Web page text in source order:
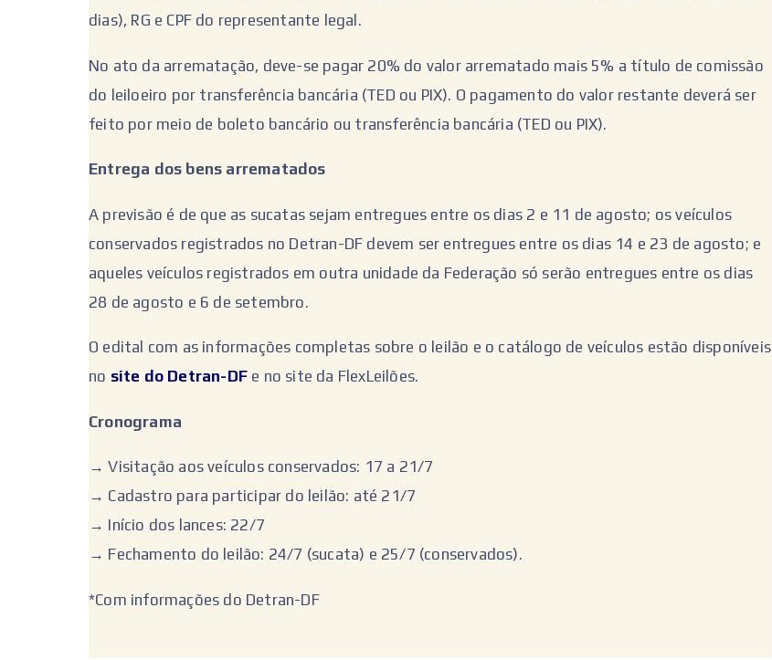
dias), RG e CPF do representante legal.
No ato da arrematação, deve-se pagar 20% do valor arrematado mais 5% a título de comissão
do leiloeiro por transferência bancária (TED ou PIX). O pagamento do valor restante deverá ser
feito por meio de boleto bancário ou transferência bancária (TED ou PIX).
Entrega dos bens arrematados
A previsão é de que as sucatas sejam entregues entre os dias 2 e 11 de agosto; os veículos
conservados registrados no Detran-DF devem ser entregues entre os dias 14 e 23 de agosto; e
aqueles veículos registrados em outra unidade da Federação só serão entregues entre os dias
28 de agosto e 6 de setembro.
O edital com as informações completas sobre o leilão e o catálogo de veículos estão disponíveis
no site do Detran-DF e no site da FlexLeilões.
Cronograma
→ Visitação aos veículos conservados: 17 a 21/7
→ Cadastro para participar do leilão: até 21/7
→ Início dos lances: 22/7
→ Fechamento do leilão: 24/7 (sucata) e 25/7 (conservados).
*Com informações do Detran-DF